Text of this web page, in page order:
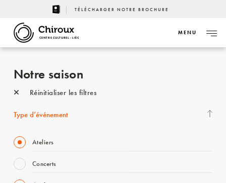
TÉLÉCHARGER NOTRE BROCHURE
CENTRE CULTUREL - LIÈGE
MENU
Notre saison
Réinitialiser les filtres
Type d’événement
Ateliers
Concerts